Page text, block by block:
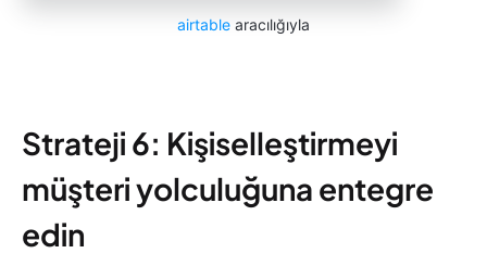
airtable aracılığıyla
Strateji 6: Kişiselleştirmeyi
müşteri yolculuğuna entegre
edin